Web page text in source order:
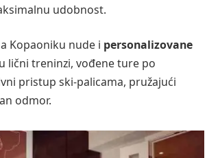
udobnost.
Kopaoniku nude i personalizovane
lični treninzi, vođene ture po
pristup ski-palicama, pružajući
odmor.